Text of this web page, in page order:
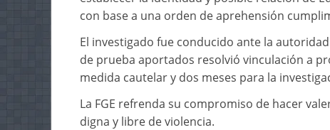
con base a una orden de aprehensión
El investigado fue conducido ante la
de prueba aportados resolvió vinculación a
medida cautelar y dos meses para la
La FGE refrenda su compromiso de hacer
digna y libre de violencia.